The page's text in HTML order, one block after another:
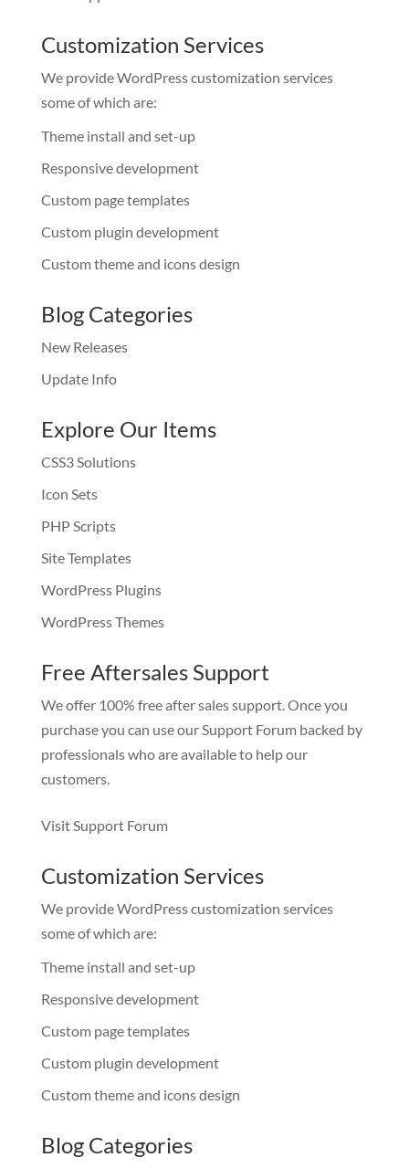
Customization Services
We provide WordPress customization services
some of which are:
Theme install and set-up
Responsive development
Custom page templates
Custom plugin development
Custom theme and icons design
Blog Categories
New Releases
Update Info
Explore Our Items
CSS3 Solutions
Icon Sets
PHP Scripts
Site Templates
WordPress Plugins
WordPress Themes
Free Aftersales Support
We offer 100% free after sales support. Once you
purchase you can use ourSupport Forumbacked by
professionals who are available to help our
customers.
Visit Support Forum
Customization Services
We provide WordPress customization services
some of which are:
Theme install and set-up
Responsive development
Custom page templates
Custom plugin development
Custom theme and icons design
Blog Categories